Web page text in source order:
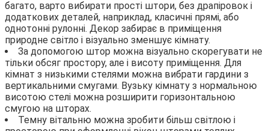
багато, варто вибирати прості штори, без драпіровок і
додаткових деталей, наприклад, класичні прямі, або
однотонні рулонні. Декор забирає в приміщення
природне світло і візуально зменшує кімнату.
За допомогою штор можна візуально скорегувати не
тільки обсяг простору, але і висоту приміщення. Для
кімнат з низькими стелями можна вибрати гардини з
вертикальними смугами. Вузьку кімнату з нормальною
висотою стелі можна розширити горизонтальною
смугою на шторах.
Темну вітальню можна зробити більш світлою і